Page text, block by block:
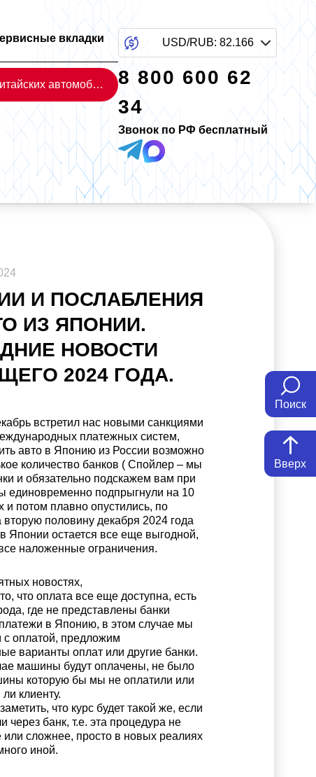
Поиск
Вверх
вкладки
Каталог китайских автомобилей
USD/RUB: 82.166
8 800 600 62
34
Звонок по РФ бесплатный
И ПОСЛАБЛЕНИЯ
ИЗ ЯПОНИИ.
НОВОСТИ
2024 ГОДА.
встретил нас новыми санкциями
платежных систем,
авто в Японию из России возможно
количество банков ( Спойлер – мы
и обязательно подскажем вам при
единовременно подпрыгнули на 10
и потом плавно опустились, по
половину декабря 2024 года
в Японии остается все еще выгодной,
наложенные ограничения.
новостях,
что оплата все еще доступна, есть
где не представлены банки
в Японию, в этом случае мы
оплатой, предложим
варианты оплат или другие банки.
машины будут оплачены, не было
которую бы мы не оплатили или
клиенту.
что курс будет такой же, если
через банк, т.е. эта процедура не
или сложнее, просто в новых реалиях
иной.